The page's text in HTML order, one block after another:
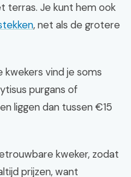
terras. Je kunt hem ook
, net als de grotere
kwekers vind je soms
purgans of
liggen dan tussen €15
kweker, zodat
prijzen, want